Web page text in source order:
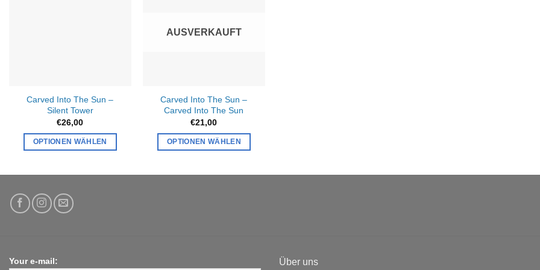
Carved Into The Sun –
Silent Tower
€26,00
OPTIONEN WÄHLEN
AUSVERKAUFT
Carved Into The Sun –
Carved Into The Sun
€21,00
OPTIONEN WÄHLEN
Your e-mail: Über uns